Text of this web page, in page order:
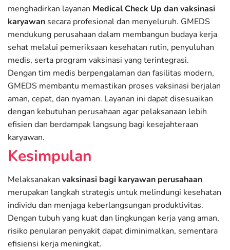
menghadirkan layanan Medical Check Up dan vaksinasi
karyawan secara profesional dan menyeluruh. GMEDS
mendukung perusahaan dalam membangun budaya kerja
sehat melalui pemeriksaan kesehatan rutin, penyuluhan
medis, serta program vaksinasi yang terintegrasi.
Dengan tim medis berpengalaman dan fasilitas modern,
GMEDS membantu memastikan proses vaksinasi berjalan
aman, cepat, dan nyaman. Layanan ini dapat disesuaikan
dengan kebutuhan perusahaan agar pelaksanaan lebih
efisien dan berdampak langsung bagi kesejahteraan
karyawan.
Kesimpulan
Melaksanakan vaksinasi bagi karyawan perusahaan
merupakan langkah strategis untuk melindungi kesehatan
individu dan menjaga keberlangsungan produktivitas.
Dengan tubuh yang kuat dan lingkungan kerja yang aman,
risiko penularan penyakit dapat diminimalkan, sementara
efisiensi kerja meningkat.